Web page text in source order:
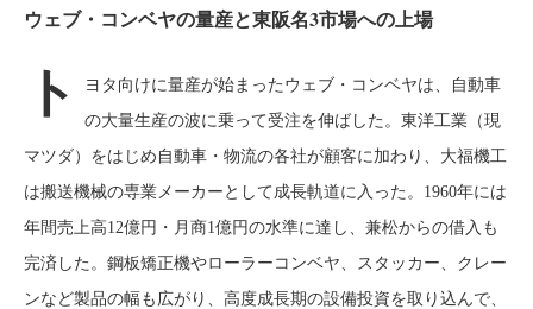
ウェブ・コンベヤの量産と東阪名3市場への上場
ト
ヨタ向けに量産が始まったウェブ・コンベヤは、自動車
の大量生産の波に乗って受注を伸ばした。東洋工業（現
マツダ）をはじめ自動車・物流の各社が顧客に加わり、大福機工
は搬送機械の専業メーカーとして成長軌道に入った。1960年には
年間売上高12億円・月商1億円の水準に達し、兼松からの借入も
完済した。鋼板矯正機やローラーコンベヤ、スタッカー、クレー
ンなど製品の幅も広がり、高度成長期の設備投資を取り込んで、